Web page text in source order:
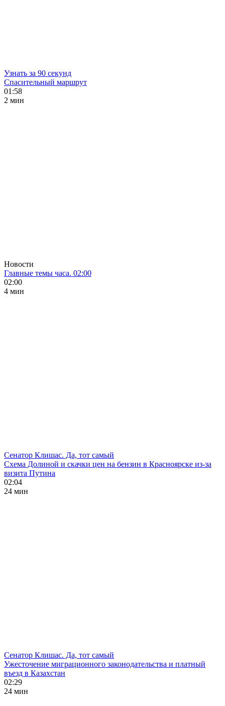
Узнать за 90 секунд
Спасительный маршрут
01:58
2 мин
Новости
Главные темы часа. 02:00
02:00
4 мин
Сенатор Клишас. Да, тот самый
Схема Долиной и скачки цен на бензин в Красноярске из-за
визита Путина
02:04
24 мин
Сенатор Клишас. Да, тот самый
Ужесточение миграционного законодательства и платный
въезд в Казахстан
02:29
24 мин